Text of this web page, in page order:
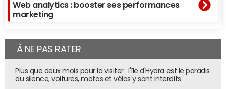
Web analytics : booster ses performances
marketing
À NE PAS RATER
Plus que deux mois pour la visiter : l'île d'Hydra est le paradis
du silence, voitures, motos et vélos y sont interdits